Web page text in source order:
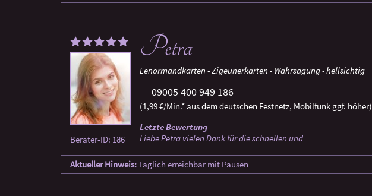
Berater-ID: 186
Petra
Lenormandkarten - Zigeunerkarten - Wahrsagung - hellsichtig
09005 400 949 186
(1,99 €/Min.* aus dem deutschen Festnetz, Mobilfunk ggf. höher)
Letzte Bewertung
Liebe Petra vielen Dank für die schnellen und …
Aktueller Hinweis:Täglich erreichbar mit Pausen